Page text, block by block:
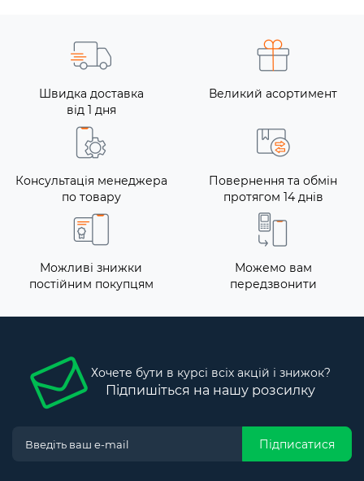
Швидка доставка
від 1 дня
Великий асортимент
Консультація менеджера
по товару
Повернення та обмін
протягом 14 днів
Можливі знижки
постійним покупцям
Можемо вам
передзвонити
Хочете бути в курсі всіх акцій і знижок?
Підпишіться на нашу розсилку
Підписатися